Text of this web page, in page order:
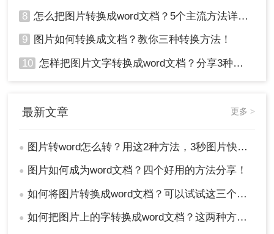
8 怎么把图片转换成word文档？5个主流方法详解！
9 图片如何转换成文档？教你三种转换方法！
10 怎样把图片文字转换成word文档？分享3种简单方法，1秒搞定！
最新文章 更多 >
● 图片转word怎么转？用这2种方法，3秒图片快速转文字
● 图片如何成为word文档？四个好用的方法分享！
● 如何将图片转换成word文档？可以试试这三个方法！
● 如何把图片上的字转换成word文档？这两种方法分分钟解决！